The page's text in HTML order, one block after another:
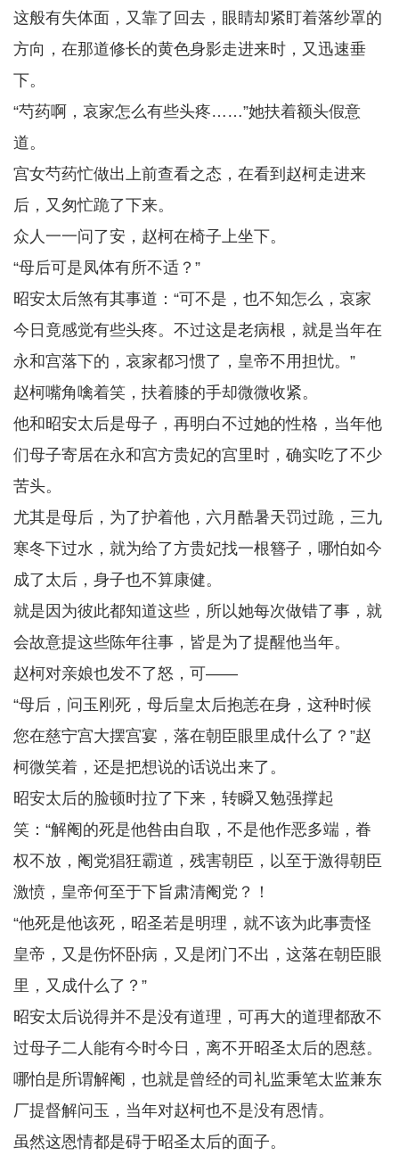
这般有失体面，又靠了回去，眼睛却紧盯着落纱罩的
方向，在那道修长的黄色身影走进来时，又迅速垂
下。
“芍药啊，哀家怎么有些头疼……”她扶着额头假意
道。
宫女芍药忙做出上前查看之态，在看到赵柯走进来
后，又匆忙跪了下来。
众人一一问了安，赵柯在椅子上坐下。
“母后可是凤体有所不适？”
昭安太后煞有其事道：“可不是，也不知怎么，哀家
今日竟感觉有些头疼。不过这是老病根，就是当年在
永和宫落下的，哀家都习惯了，皇帝不用担忧。”
赵柯嘴角噙着笑，扶着膝的手却微微收紧。
他和昭安太后是母子，再明白不过她的性格，当年他
们母子寄居在永和宫方贵妃的宫里时，确实吃了不少
苦头。
尤其是母后，为了护着他，六月酷暑天罚过跪，三九
寒冬下过水，就为给了方贵妃找一根簪子，哪怕如今
成了太后，身子也不算康健。
就是因为彼此都知道这些，所以她每次做错了事，就
会故意提这些陈年往事，皆是为了提醒他当年。
赵柯对亲娘也发不了怒，可——
“母后，问玉刚死，母后皇太后抱恙在身，这种时候
您在慈宁宫大摆宫宴，落在朝臣眼里成什么了？”赵
柯微笑着，还是把想说的话说出来了。
昭安太后的脸顿时拉了下来，转瞬又勉强撑起
笑：“解阉的死是他咎由自取，不是他作恶多端，眷
权不放，阉党猖狂霸道，残害朝臣，以至于激得朝臣
激愤，皇帝何至于下旨肃清阉党？！
“他死是他该死，昭圣若是明理，就不该为此事责怪
皇帝，又是伤怀卧病，又是闭门不出，这落在朝臣眼
里，又成什么了？”
昭安太后说得并不是没有道理，可再大的道理都敌不
过母子二人能有今时今日，离不开昭圣太后的恩慈。
哪怕是所谓解阉，也就是曾经的司礼监秉笔太监兼东
厂提督解问玉，当年对赵柯也不是没有恩情。
虽然这恩情都是碍于昭圣太后的面子。